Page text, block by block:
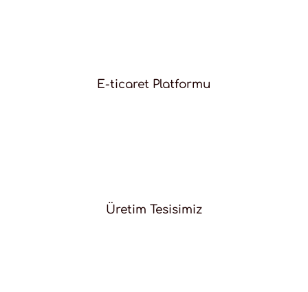
E-ticaret Platformu
Üretim Tesisimiz